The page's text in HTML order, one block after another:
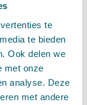
te
te bieden
Ook delen we
met onze
analyse. Deze
met andere
Een goede
kantoorgenoten
is daarbij
nieuwe rol